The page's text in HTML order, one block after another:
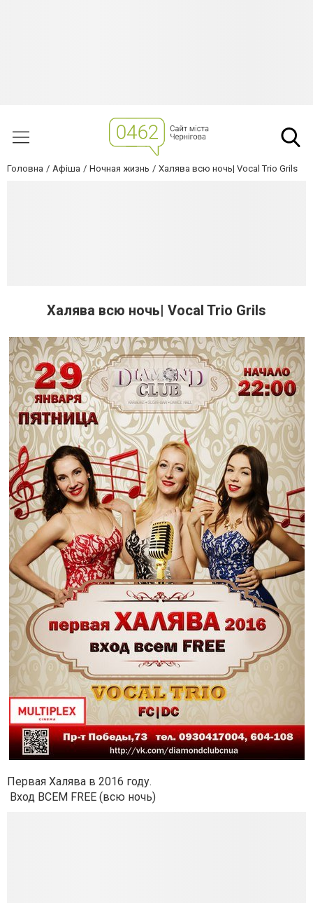
Головна Афіша Ночная жизнь Халява всю ночь| Vocal Trio Grils
Халява всю ночь| Vocal Trio Grils
Первая Халява в 2016 году.
Вход ВСЕМ FREE (всю ночь)